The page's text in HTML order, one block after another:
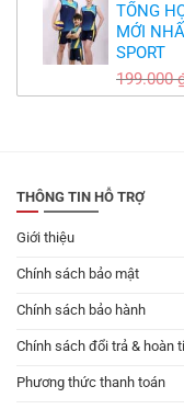
TỔNG
MỚI
SPORT
199.000
THÔNG TIN HỖ TRỢ
Giới thiệu
Chính sách bảo mật
Chính sách bảo hành
Chính sách đổi trả & hoàn
Phương thức thanh toán